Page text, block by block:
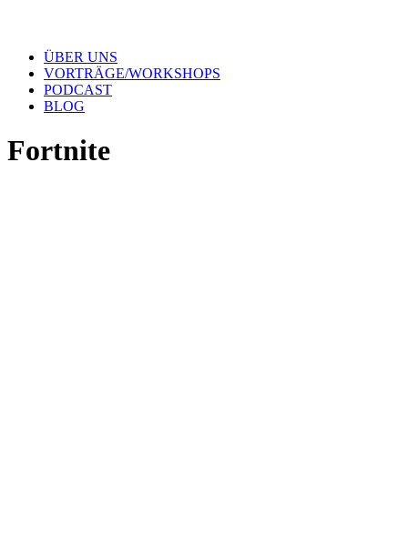
ÜBER UNS
VORTRÄGE/WORKSHOPS
PODCAST
BLOG
Fortnite